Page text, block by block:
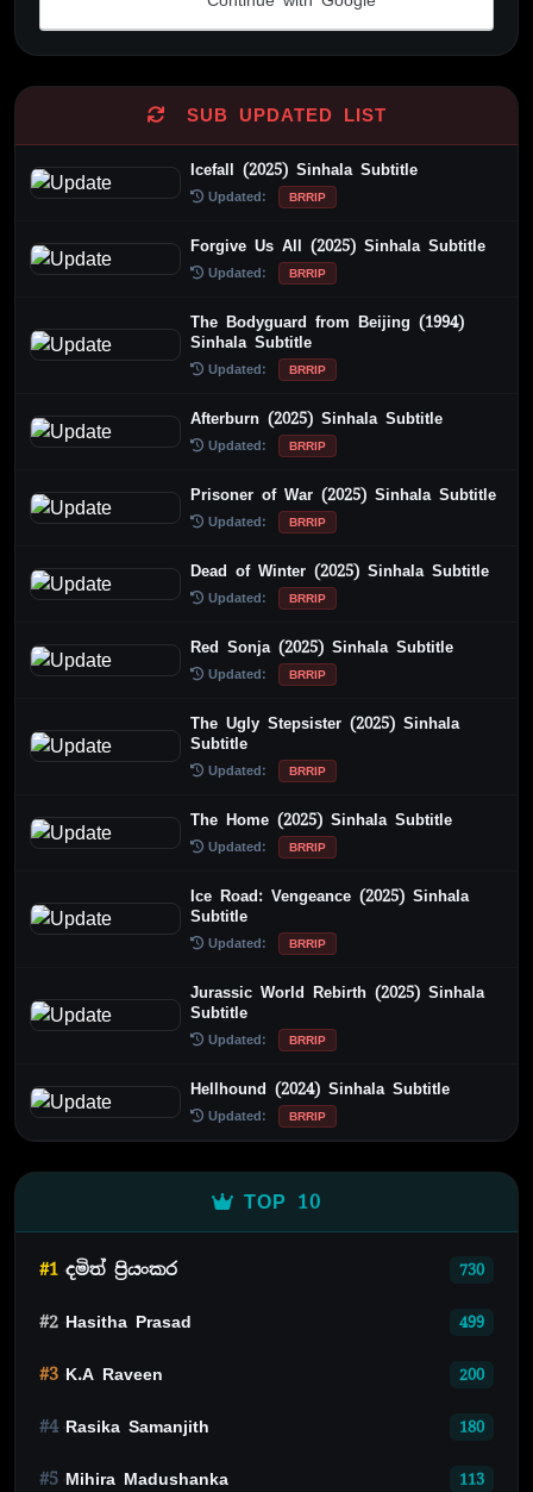
SUB UPDATED LIST
Icefall (2025) Sinhala Subtitle
Updated: BRRIP
Forgive Us All (2025) Sinhala Subtitle
Updated: BRRIP
The Bodyguard from Beijing (1994)
Sinhala Subtitle
Updated: BRRIP
Afterburn (2025) Sinhala Subtitle
Updated: BRRIP
Prisoner of War (2025) Sinhala Subtitle
Updated: BRRIP
Dead of Winter (2025) Sinhala Subtitle
Updated: BRRIP
Red Sonja (2025) Sinhala Subtitle
Updated: BRRIP
The Ugly Stepsister (2025) Sinhala
Subtitle
Updated: BRRIP
The Home (2025) Sinhala Subtitle
Updated: BRRIP
Ice Road: Vengeance (2025) Sinhala
Subtitle
Updated: BRRIP
Jurassic World Rebirth (2025) Sinhala
Subtitle
Updated: BRRIP
Hellhound (2024) Sinhala Subtitle
Updated: BRRIP
TOP 10
#1 දමිත් ප්‍රියංකර 730
#2 Hasitha Prasad 499
#3 K.A Raveen 200
#4 Rasika Samanjith 180
#5 Mihira Madushanka 113